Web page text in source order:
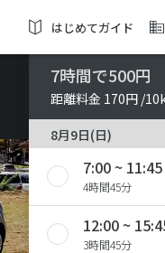
はじめてガイド
7時間で500円
距離料金 170円 /
8月9日(日)
7:00 ~ 11:45
4時間45分
12:00 ~
3時間45分